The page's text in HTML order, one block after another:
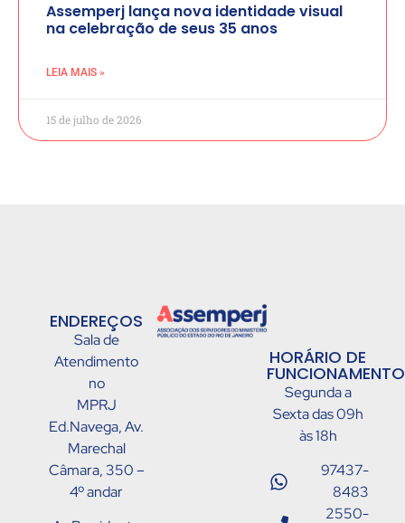
Assemperj lança nova identidade visual
na celebração de seus 35 anos
LEIA MAIS »
15 de julho de 2026
ENDEREÇOS
Sala de
Atendimento
no
MPRJ
Ed.Navega, Av.
Marechal
Câmara, 350 –
4º andar
HORÁRIO DE
Segunda a
Sexta das 09h
às 18h
97437-
8483
2550-